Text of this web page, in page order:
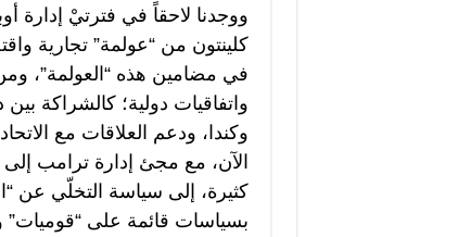
كلينتون من “عولمة” تجارية
في مضامين هذه “العولمة”،
واتفاقيات دولية؛ كالشراكة
وكندا، ودعم العلاقات مع
الآن، مع مجئ إدارة ترامب إلى
كثيرة، إلى سياسة التخلّي عن
بسياسات قائمة على “قوميات”